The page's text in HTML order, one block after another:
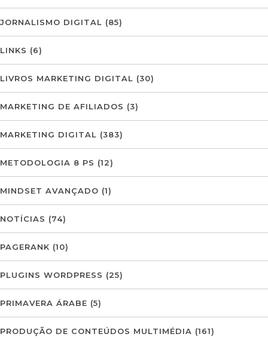
JORNALISMO DIGITAL (85)
LINKS (6)
LIVROS MARKETING DIGITAL (30)
MARKETING DE AFILIADOS (3)
MARKETING DIGITAL (383)
METODOLOGIA 8 PS (12)
MINDSET AVANÇADO (1)
NOTÍCIAS (74)
PAGERANK (10)
PLUGINS WORDPRESS (25)
PRIMAVERA ÁRABE (5)
PRODUÇÃO DE CONTEÚDOS MULTIMÉDIA (161)